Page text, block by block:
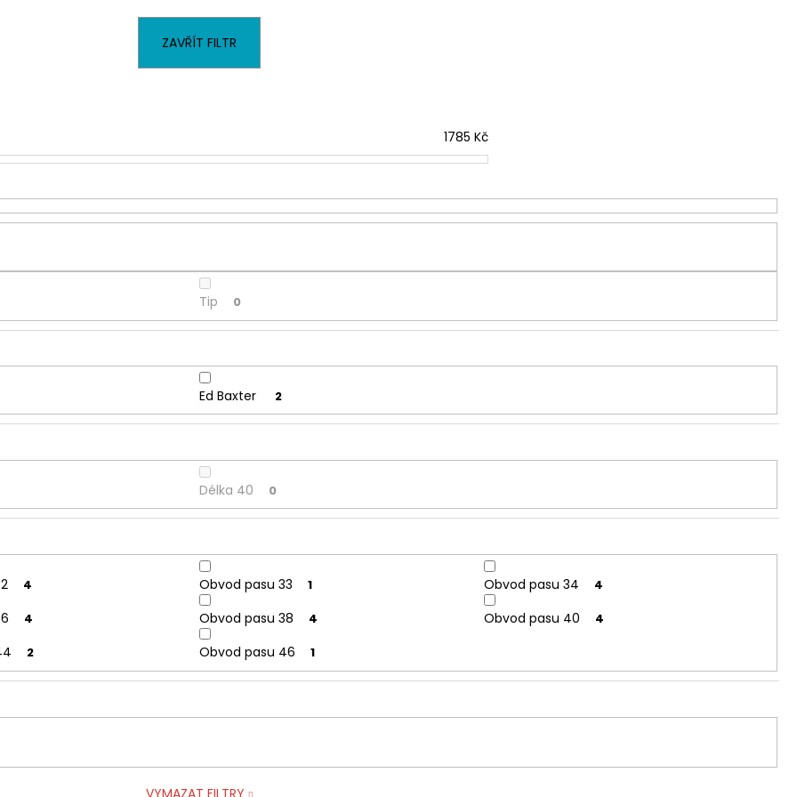
ZAVŘÍT FILTR
1785 Kč
Tip 0
Ed Baxter 2
Délka 40 0
4 Obvod pasu 33 1 Obvod pasu 34 4
4 Obvod pasu 38 4 Obvod pasu 40 4
2 Obvod pasu 46 1
ŠEDÉ CHINOS ED BAXTER, PÁNSKÉ ČERNÉ DŽÍNY AERONAUTIC